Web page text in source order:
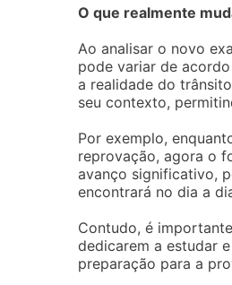
O que realmente
Ao analisar o novo
pode variar de
a realidade do
seu contexto,
Por exemplo,
reprovação, agora o
avanço significativo,
encontrará no dia a
Contudo, é
dedicarem a estudar
preparação para a